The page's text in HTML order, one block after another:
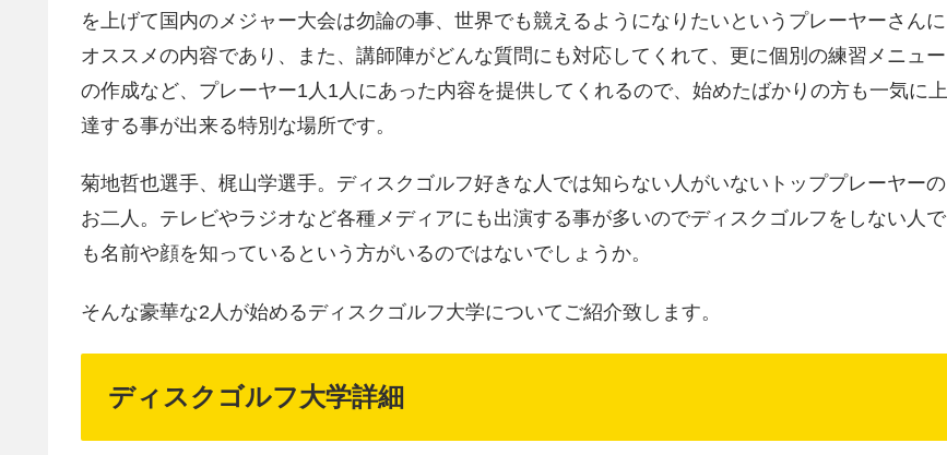
を上げて国内のメジャー大会は勿論の事、世界でも競えるようになりたいというプレーヤーさんに
オススメの内容であり、また、講師陣がどんな質問にも対応してくれて、更に個別の練習メニュー
の作成など、プレーヤー1人1人にあった内容を提供してくれるので、始めたばかりの方も一気に上
達する事が出来る特別な場所です。
菊地哲也選手、梶山学選手。ディスクゴルフ好きな人では知らない人がいないトッププレーヤーの
お二人。テレビやラジオなど各種メディアにも出演する事が多いのでディスクゴルフをしない人で
も名前や顔を知っているという方がいるのではないでしょうか。
そんな豪華な2人が始めるディスクゴルフ大学についてご紹介致します。
ディスクゴルフ大学詳細